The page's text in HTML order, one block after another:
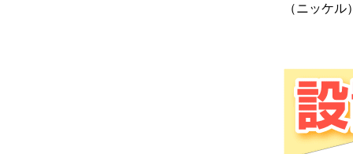
（ニッケ